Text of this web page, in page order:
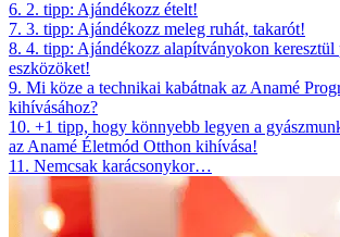
6. 2. tipp: Ajándékozz ételt!
7. 3. tipp: Ajándékozz meleg ruhát, takarót!
8. 4. tipp: Ajándékozz alapítványokon keresztül
eszközöket!
9. Mi köze a technikai kabátnak az Anamé
kihívásához?
10. +1 tipp, hogy könnyebb legyen a
az Anamé Életmód Otthon kihívása!
11 . Nemcsak karácsonykor…